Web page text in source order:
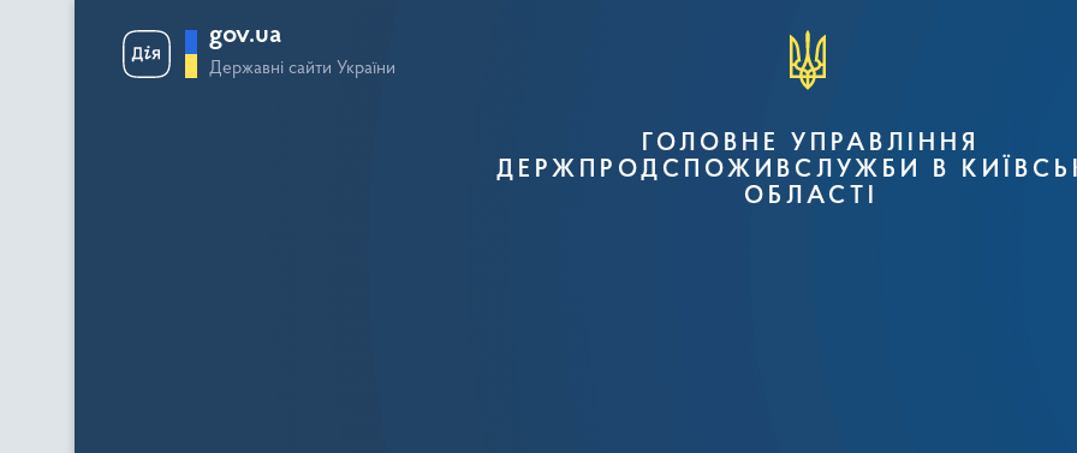
gov.ua
Державні сайти України
ГОЛОВНЕ УПРАВЛІННЯ
ДЕРЖПРОДСПОЖИВСЛУЖБИ В
ОБЛАСТІ